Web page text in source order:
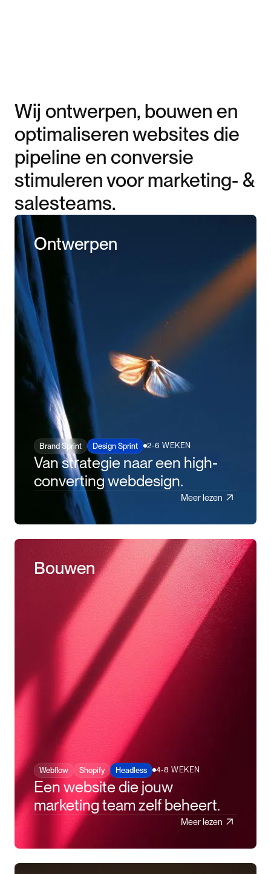
Wij ontwerpen, bouwen en
optimaliseren websites die
pipeline en conversie
stimuleren voor marketing- &
salesteams.
Ontwerpen
Brand Sprint Design Sprint 2-6 WEKEN
Van strategie naar een high-
converting webdesign.
Meer lezen
Bouwen
Webflow Shopify Headless 4-8 WEKEN
Een website die jouw
marketing team zelf beheert.
Meer lezen